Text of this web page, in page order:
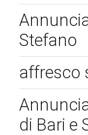
Stefano
affresco
di Bari e